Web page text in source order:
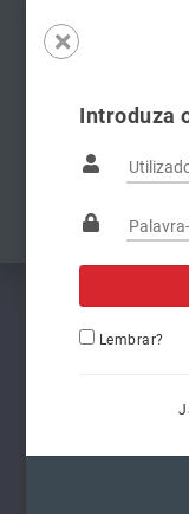
Introduza
Lembrar?
Famílias